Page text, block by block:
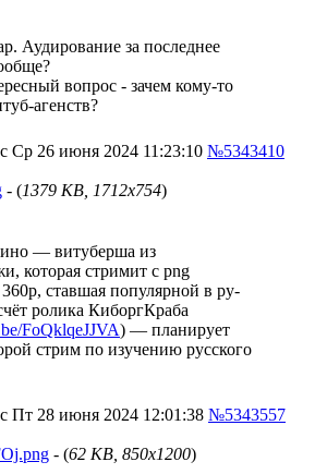
Аудирование за последнее
вопрос - зачем кому-то
агенств?
Ср 26 июня 2024 11:23:10 №5343410
- (1379 KB, 1712x754)
— витуберша из
которая стримит с png
ставшая популярной в ру-
ролика КиборгКраба
FoQklqeJJVA) — планирует
стрим по изучению русского
Пт 28 июня 2024 12:01:38 №5343557
- (62 KB, 850x1200)